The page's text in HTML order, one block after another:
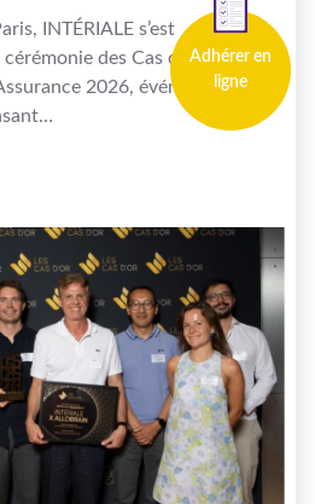
Adhérer en
ligne
INTÉRIALE s’est
des Cas d’OR de
2026, événement de